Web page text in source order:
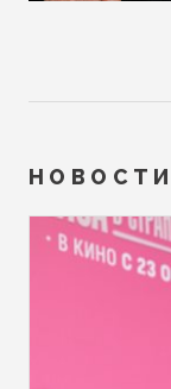
НОВОСТИ